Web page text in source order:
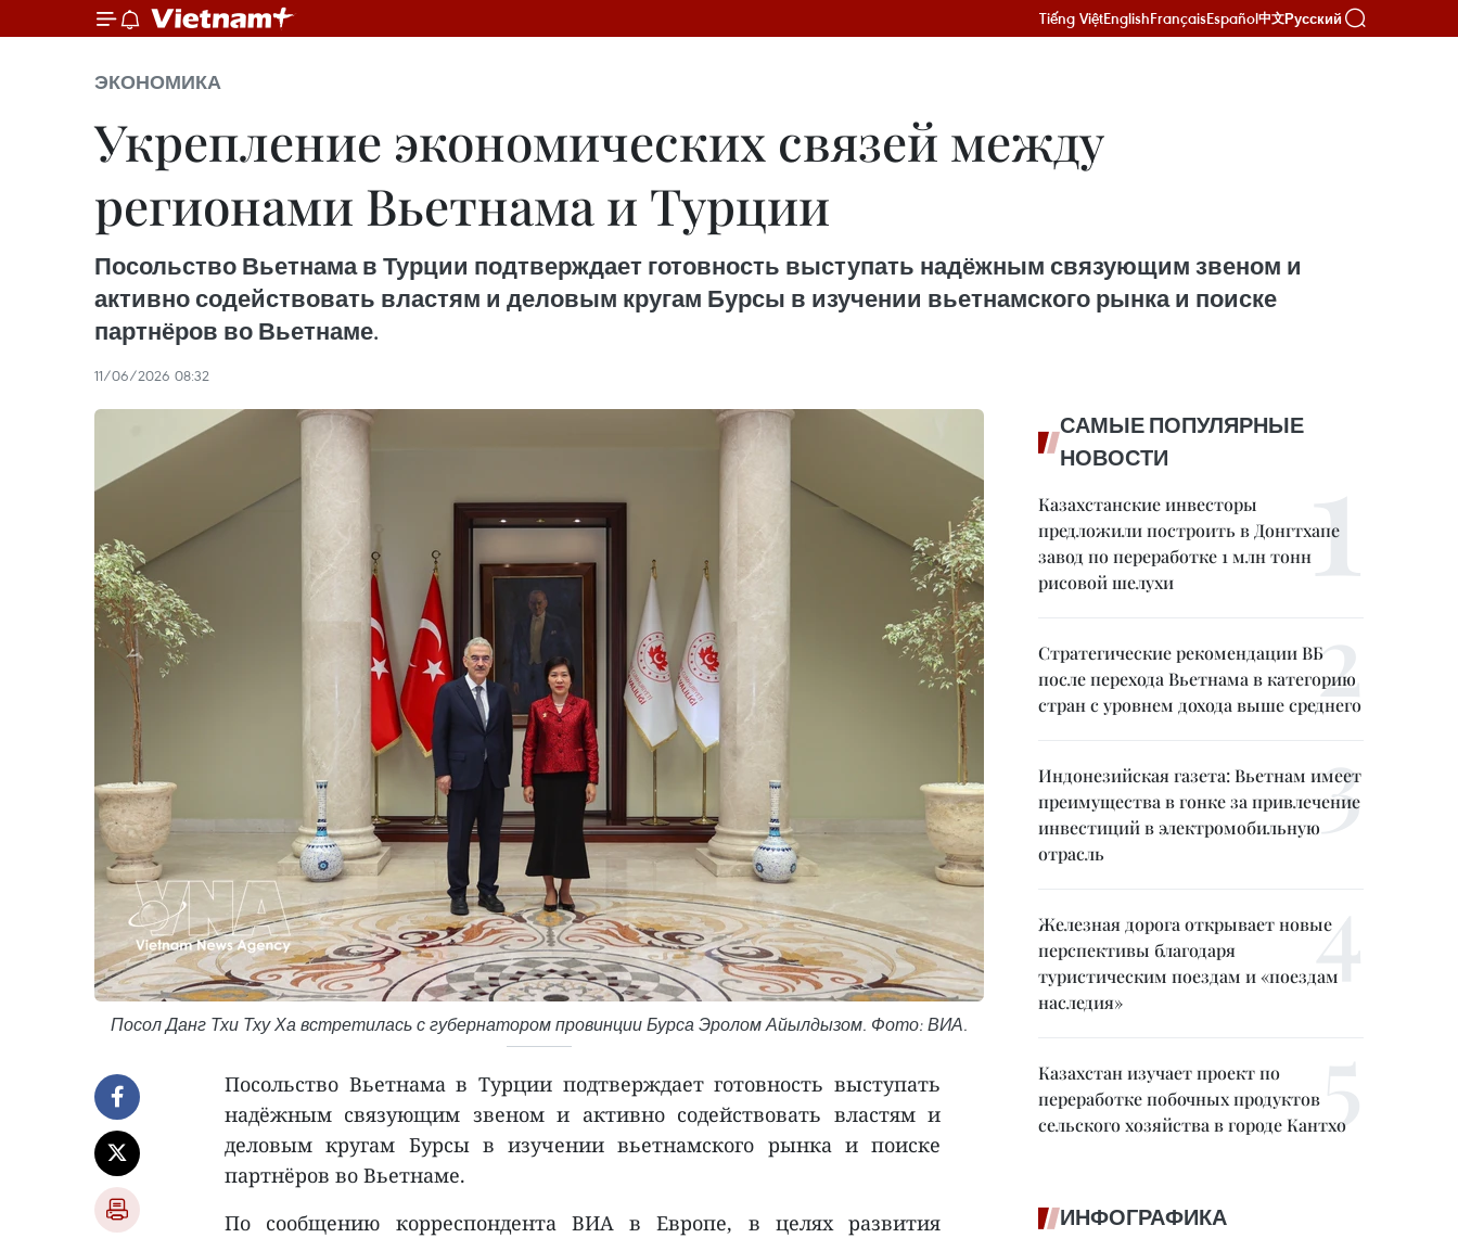
Tiếng ViệtEnglishFrançaisEspañol中文Русский
ЭКОНОМИКА
Укрепление экономических связей между
регионами Вьетнама и Турции
Посольство Вьетнама в Турции подтверждает готовность выступать надёжным связующим звеном и
активно содействовать властям и деловым кругам Бурсы в изучении вьетнамского рынка и поиске
партнёров во Вьетнаме.
11/06/2026 08:32
Посол Данг Тхи Тху Ха встретилась с губернатором провинции Бурса Эролом Айылдызом. Фото: ВИА.
Посольство Вьетнама в Турции подтверждает готовность выступать
надёжным связующим звеном и активно содействовать властям и
деловым кругам Бурсы в изучении вьетнамского рынка и поиске
партнёров во Вьетнаме.
По сообщению корреспондента ВИА в Европе, в целях развития
САМЫЕ ПОПУЛЯРНЫЕ
НОВОСТИ
Казахстанские инвесторы
предложили построить в Донгтхапе
завод по переработке 1 млн тонн
рисовой шелухи
Стратегические рекомендации ВБ
после перехода Вьетнама в категорию
стран с уровнем дохода выше среднего
Индонезийская газета: Вьетнам имеет
преимущества в гонке за привлечение
инвестиций в электромобильную
отрасль
Железная дорога открывает новые
перспективы благодаря
туристическим поездам и «поездам
наследия»
Казахстан изучает проект по
переработке побочных продуктов
сельского хозяйства в городе Кантхо
ИНФОГРАФИКА